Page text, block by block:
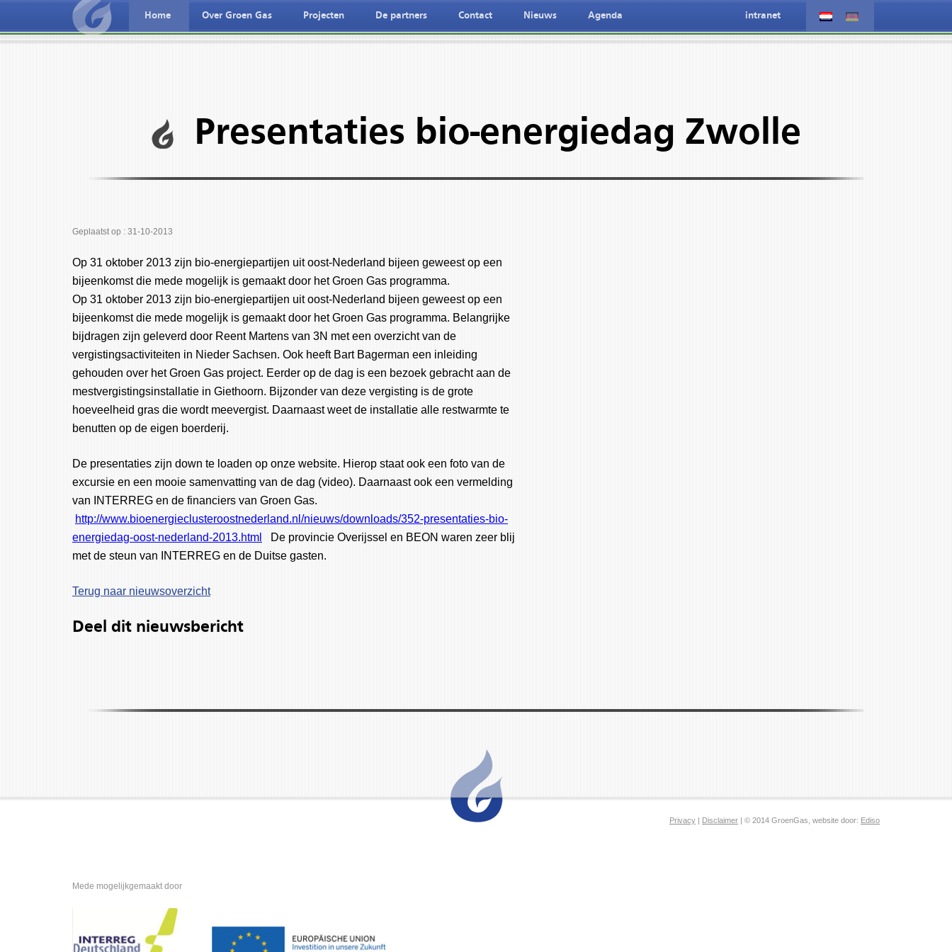
Presentaties bio-energiedag Zwolle
Geplaatst op : 31-10-2013
Op 31 oktober 2013 zijn bio-energiepartijen uit oost-Nederland bijeen geweest op een
bijeenkomst die mede mogelijk is gemaakt door het Groen Gas programma.
Op 31 oktober 2013 zijn bio-energiepartijen uit oost-Nederland bijeen geweest op een
bijeenkomst die mede mogelijk is gemaakt door het Groen Gas programma. Belangrijke
bijdragen zijn geleverd door Reent Martens van 3N met een overzicht van de
vergistingsactiviteiten in Nieder Sachsen. Ook heeft Bart Bagerman een inleiding
gehouden over het Groen Gas project. Eerder op de dag is een bezoek gebracht aan de
mestvergistingsinstallatie in Giethoorn. Bijzonder van deze vergisting is de grote
hoeveelheid gras die wordt meevergist. Daarnaast weet de installatie alle restwarmte te
benutten op de eigen boerderij.
De presentaties zijn down te loaden op onze website. Hierop staat ook een foto van de
excursie en een mooie samenvatting van de dag (video). Daarnaast ook een vermelding
van INTERREG en de financiers van Groen Gas.
http://www.bioenergieclusteroostnederland.nl/nieuws/downloads/352-presentaties-bio-
energiedag-oost-nederland-2013.html
De provincie Overijssel en BEON waren zeer blij
met de steun van INTERREG en de Duitse gasten.
Terug naar nieuwsoverzicht
Deel dit nieuwsbericht
Privacy | Disclaimer | © 2014 GroenGas, website door: Ediso
Mede mogelijkgemaakt door
Home Over Groen Gas Projecten De partners Contact Nieuws Agenda intranet
Nederlandse taal
Deutche spreche